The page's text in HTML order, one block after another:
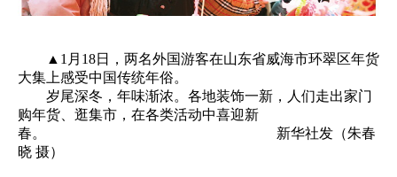
▲1月18日，两名外国游客在山东省威海市环翠区年货
大集上感受中国传统年俗。
岁尾深冬，年味渐浓。各地装饰一新，人们走出家门
购年货、逛集市，在各类活动中喜迎新
春。 新华社发（朱春
晓 摄）